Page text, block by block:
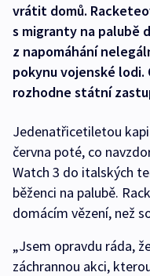
vrátit domů.
s migranty na palubě
z napomáhání
pokynu vojenské lodi.
rozhodne státní
Jedenatřicetiletou
června poté, co
Watch 3 do italských
běženci na palubě.
domácím vězení, než
„Jsem opravdu ráda,
záchrannou akci,